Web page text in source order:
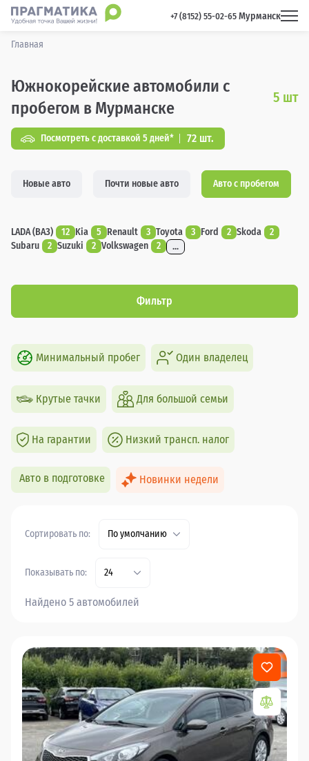
+7 (8152) 55-02-65 Мурманск
Главная
Южнокорейские автомобили с
пробегом в Мурманске
5 шт
Посмотреть с доставкой 5 дней* 72 шт.
Новые авто Почти новые авто Авто с пробегом
LADA (ВАЗ) 12 Kia 5 Renault 3 Toyota 3 Ford 2 Skoda
2
Subaru
2 Suzuki 2 Volkswagen 2 ...
Фильтр
Минимальный пробег Один владелец
Крутые тачки Для большой семьи
На гарантии Низкий трансп. налог
Авто в подготовке Новинки недели
Сортировать по: По умолчанию
Показывать по: 24
Найдено 5 автомобилей